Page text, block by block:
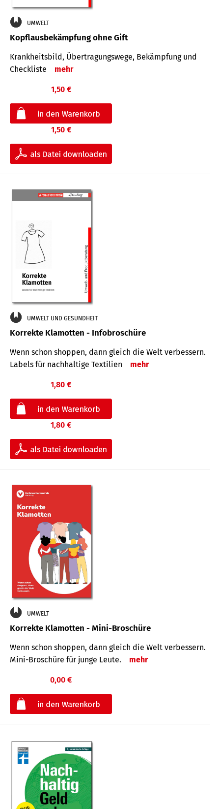
UMWELT
Kopflausbekämpfung ohne Gift
Krankheits­bild, Übertra­gungs­wege, Bekämpfung und
Check­liste
mehr
1,50 €
1,50 €
UMWELT UND GESUNDHEIT
Korrekte Klamotten - Infobroschüre
Wenn schon shoppen, dann gleich die Welt verbessern.
Labels für nachhaltige Textilien
mehr
1,80 €
1,80 €
UMWELT
Korrekte Klamotten - Mini-Broschüre
Wenn schon shoppen, dann gleich die Welt verbessern.
Mini-Broschüre für junge Leute.
mehr
0,00 €